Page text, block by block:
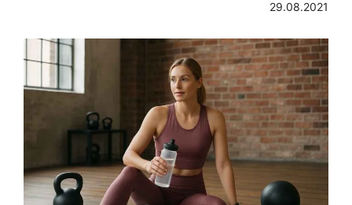
29.08.2021